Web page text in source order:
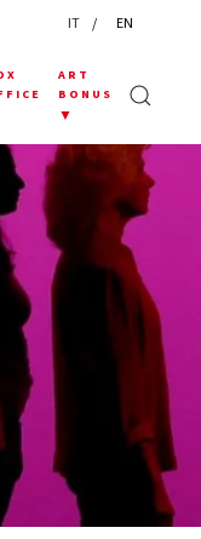
IT EN
ART
BONUS
▼